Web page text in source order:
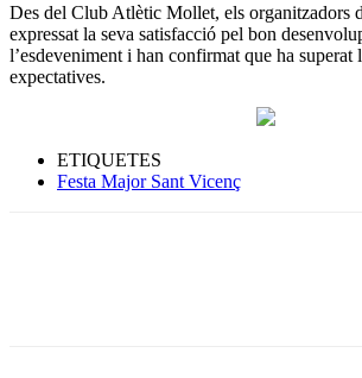
Des del Club Atlètic Mollet, els organitzadors
expressat la seva satisfacció pel bon
l’esdeveniment i han confirmat que ha superat
expectatives.
ETIQUETES
Festa Major Sant Vicenç